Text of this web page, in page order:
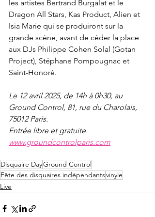
les artistes Bertrand Burgalat et le
Dragon All Stars, Kas Product, Alien et
Isia Marie qui se produiront sur la
grande scène, avant de céder la place
aux DJs Philippe Cohen Solal (Gotan
Project), Stéphane Pompougnac et
Saint-Honoré.
Le 12 avril 2025, de 14h à 0h30, au
Ground Control, 81, rue du Charolais,
75012 Paris.
Entrée libre et gratuite.
www.groundcontrolparis.com
Disquaire DayGround Control
Fête des disquaires indépendantsvinyle
Live